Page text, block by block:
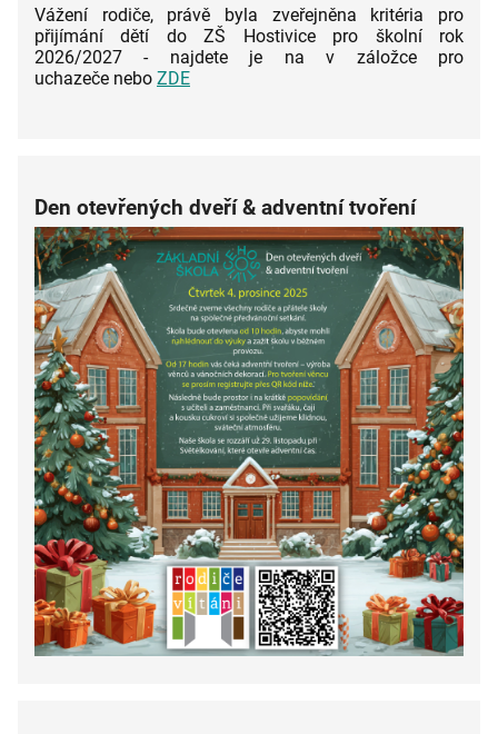
Vážení rodiče, právě byla zveřejněna kritéria pro
přijímání dětí do ZŠ Hostivice pro školní rok
2026/2027 - najdete je na v záložce pro
uchazeče nebo ZDE
Den otevřených dveří & adventní tvoření